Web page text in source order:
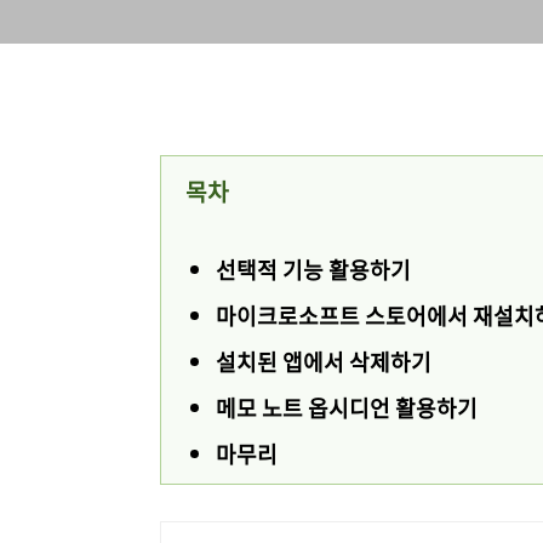
목차
선택적 기능 활용하기
마이크로소프트 스토어에서 재설
설치된 앱에서 삭제하기
메모 노트 옵시디언 활용하기
마무리